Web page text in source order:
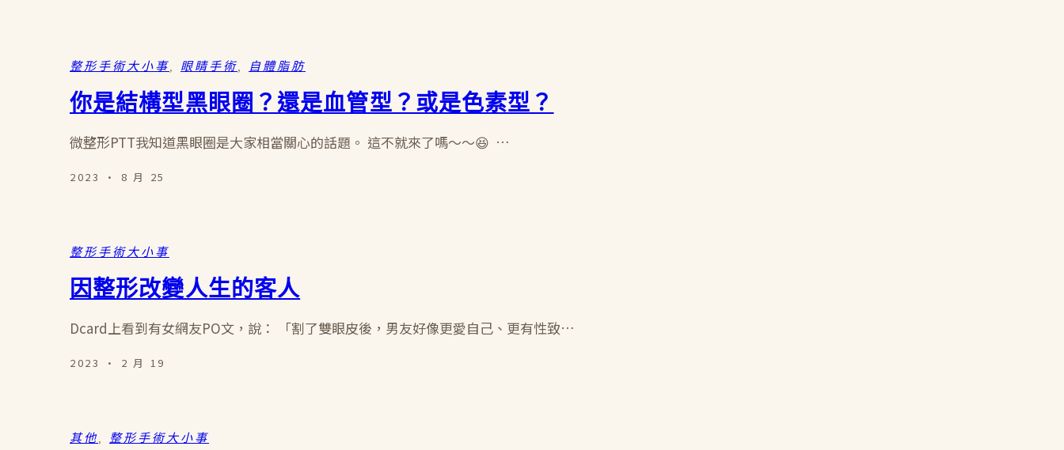
整形手術大小事 眼睛手術 自體脂肪
你是結構型黑眼圈？還是血管型？或是色素型？
微整形PTT我知道黑眼圈是大家相當關心的話題。 這不就來了嗎～～😆 …
2023 · 8 月 25
整形手術大小事
因整形改變人生的客人
Dcard上看到有女網友PO文，說： 「割了雙眼皮後，男友好像更愛自己、更有性致…
2023 · 2 月 19
其他 整形手術大小事